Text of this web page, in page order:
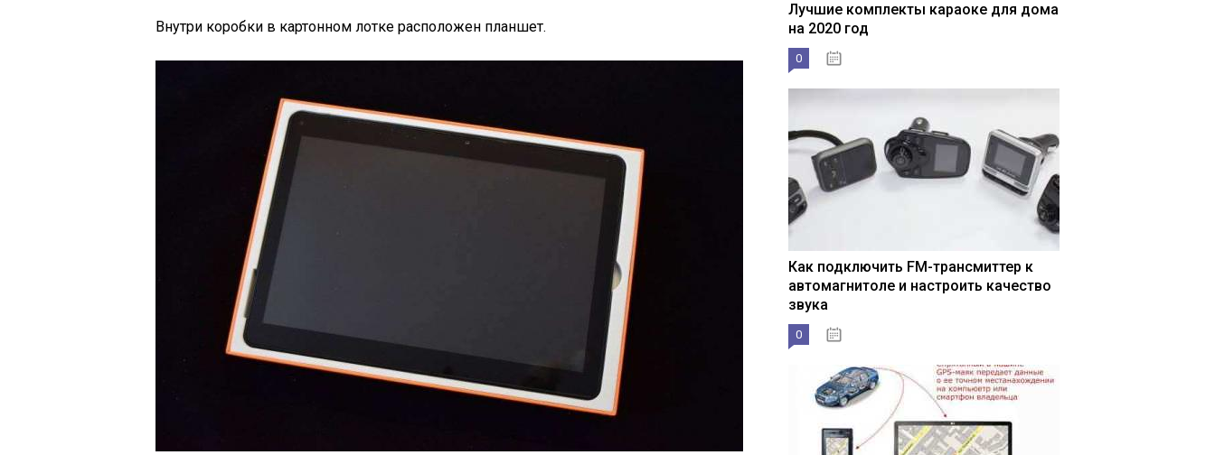
Внутри коробки в картонном лотке расположен планшет.
Лучшие комплекты караоке для дома
на 2020 год
0
Как подключить FM-трансмиттер к
автомагнитоле и настроить качество
звука
0